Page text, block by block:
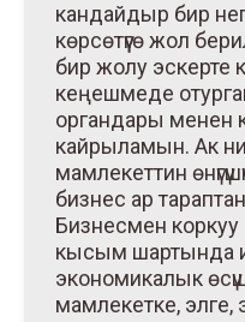
кандайдыр бир
көрсөтүүгө жол
бир жолу эскерте
кеңешмеде
органдары менен
кайрыламын. Ак
мамлекеттин
бизнес ар
Бизнесмен
кысым шартында
экономикалык
мамлекетке,